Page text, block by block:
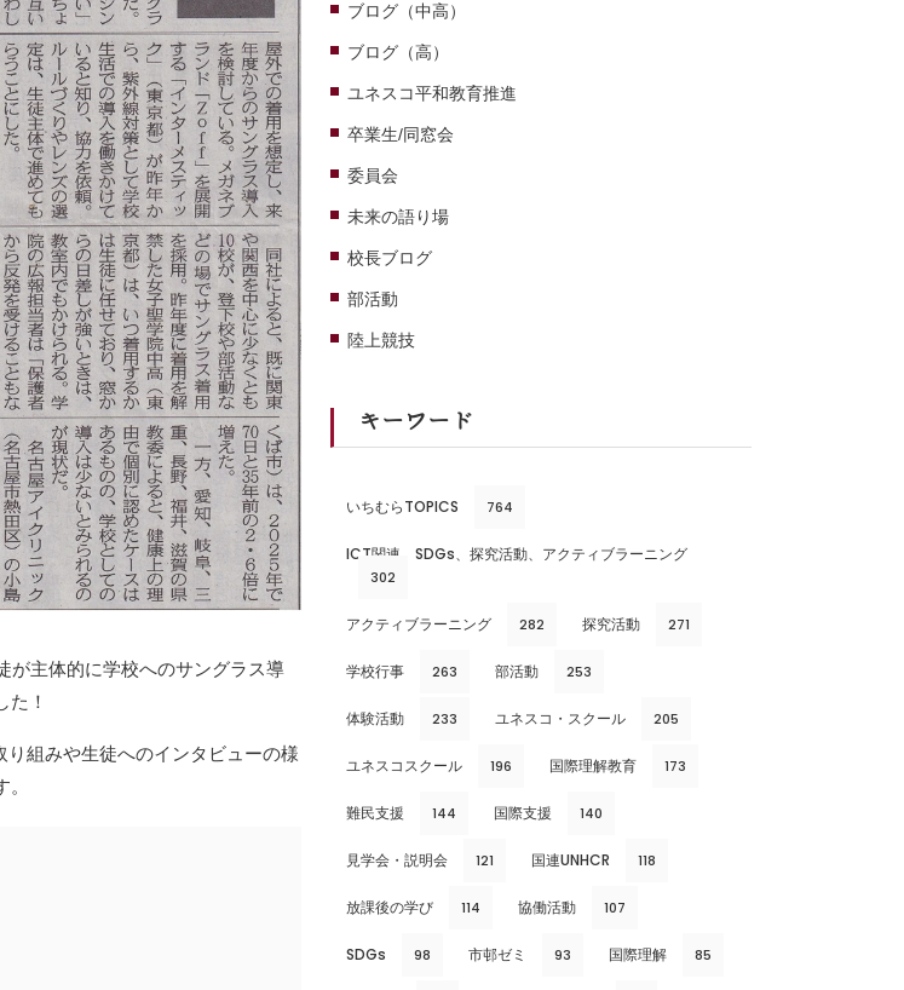
が主体的に学校へのサングラス導
た！
り組みや生徒へのインタビューの様
ブログ（中高）
ブログ（高）
ユネスコ平和教育推進
卒業生/同窓会
委員会
未来の語り場
校長ブログ
部活動
陸上競技
キーワード
いちむらTOPICS 764
ICT関連、SDGs、探究活動、アクティブラーニング
302
アクティブラーニング 282 探究活動 271
学校行事 263 部活動 253
体験活動 233 ユネスコ・スクール 205
ユネスコスクール 196 国際理解教育 173
難民支援 144 国際支援 140
見学会・説明会 121 国連UNHCR 118
放課後の学び 114 協働活動 107
SDGs 98 市邨ゼミ 93 国際理解 85